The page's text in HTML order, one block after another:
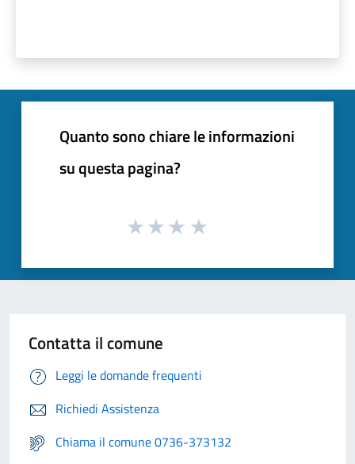
Quanto sono chiare le informazioni
su questa pagina?
Contatta il comune
Leggi le domande frequenti
Richiedi Assistenza
Chiama il comune 0736-373132